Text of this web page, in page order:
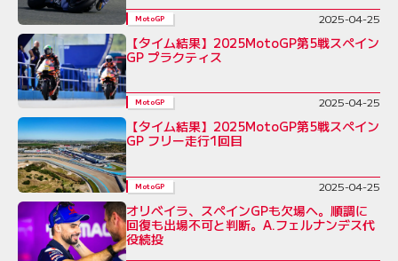
MotoGP 2025-04-25
【タイム結果】2025MotoGP第5戦スペイン
GP プラクティス
MotoGP 2025-04-25
【タイム結果】2025MotoGP第5戦スペイン
GP フリー走行1回目
MotoGP 2025-04-25
オリベイラ、スペインGPも欠場へ。順調に
回復も出場不可と判断。A.フェルナンデス代
役続投